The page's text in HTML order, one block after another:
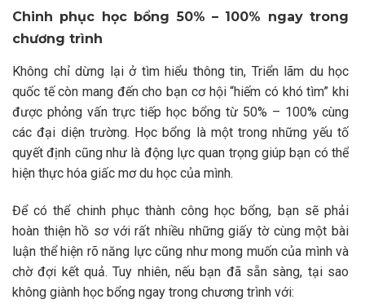
Chinh phục học bổng 50% – 100% ngay trong
chương trình
Không chỉ dừng lại ở tìm hiểu thông tin, Triển lãm du học
quốc tế còn mang đến cho bạn cơ hội “hiếm có khó tìm” khi
được phỏng vấn trực tiếp học bổng từ 50% – 100% cùng
các đại diện trường. Học bổng là một trong những yếu tố
quyết định cũng như là động lực quan trọng giúp bạn có thể
hiện thực hóa giấc mơ du học của mình.
Để có thể chinh phục thành công học bổng, bạn sẽ phải
hoàn thiện hồ sơ với rất nhiều những giấy tờ cùng một bài
luận thể hiện rõ năng lực cũng như mong muốn của mình và
chờ đợi kết quả. Tuy nhiên, nếu bạn đã sẵn sàng, tại sao
không giành học bổng ngay trong chương trình với: